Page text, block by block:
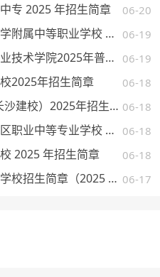
06-20
专 2025 年招生简章
06-19
湖南公办中职--衡阳开放大学附属中等职业学校 2025 年招生简章
06-19
湖南中职--湖南吉利汽车职业技术学院2025年普通高校招生章程
06-18
2025年招生简章
06-18
湖南科技工程技师学院（长沙建校）2025年招生简章
06-18
湖南公办中专--长沙市望城区职业中等专业学校 2025 年招生简章
06-18
2025 年招生简章
06-17
公办中专--邵东市职业中专学校招生简章（2025 年）